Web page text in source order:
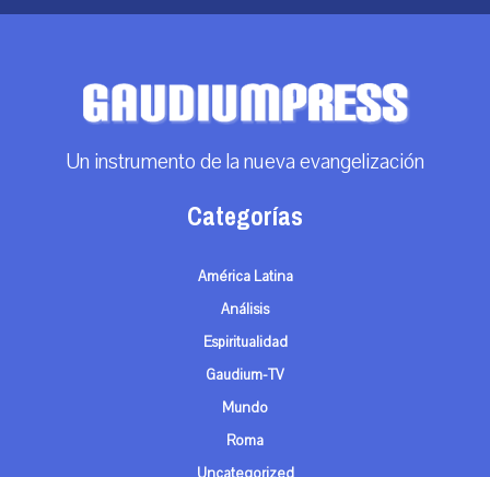
Un instrumento de la nueva evangelización
Categorías
América Latina
Análisis
Espiritualidad
Gaudium-TV
Mundo
Roma